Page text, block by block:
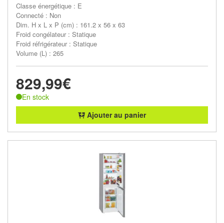
Classe énergétique : E
Connecté : Non
Dim. H x L x P (cm) : 161.2 x 56 x 63
Froid congélateur : Statique
Froid réfrigérateur : Statique
Volume (L) : 265
829,99€
En stock
Ajouter au panier